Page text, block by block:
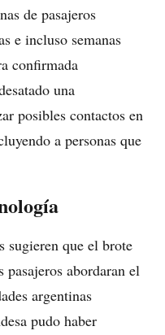
de pasajeros
e incluso semanas
confirmada
una
posibles contactos en
a personas que
sugieren que el brote
pasajeros abordaran el
argentinas
pudo haber